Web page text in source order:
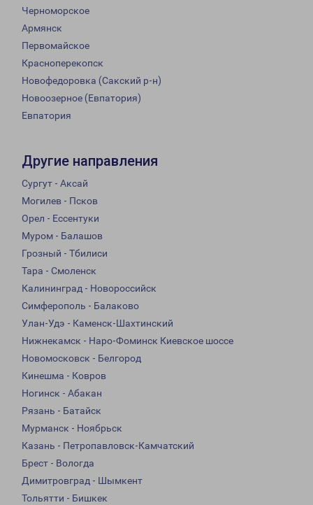
Черноморское
Армянск
Первомайское
Красноперекопск
Новофедоровка (Сакский р-н)
Новоозерное (Евпатория)
Евпатория
Другие направления
Сургут - Аксай
Могилев - Псков
Орел - Ессентуки
Муром - Балашов
Грозный - Тбилиси
Тара - Смоленск
Калининград - Новороссийск
Симферополь - Балаково
Улан-Удэ - Каменск-Шахтинский
Нижнекамск - Наро-Фоминск Киевское шоссе
Новомосковск - Белгород
Кинешма - Ковров
Ногинск - Абакан
Рязань - Батайск
Мурманск - Ноябрьск
Казань - Петропавловск-Камчатский
Брест - Вологда
Димитровград - Шымкент
Тольятти - Бишкек